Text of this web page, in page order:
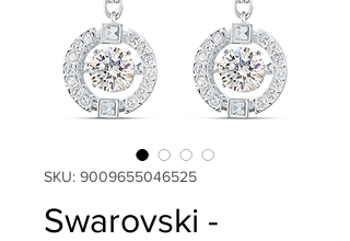
SKU: 9009655046525
Swarovski -